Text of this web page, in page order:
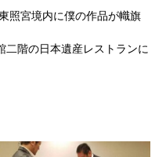
照宮境内に僕の作品が幟旗
二階の日本遺産レストランに